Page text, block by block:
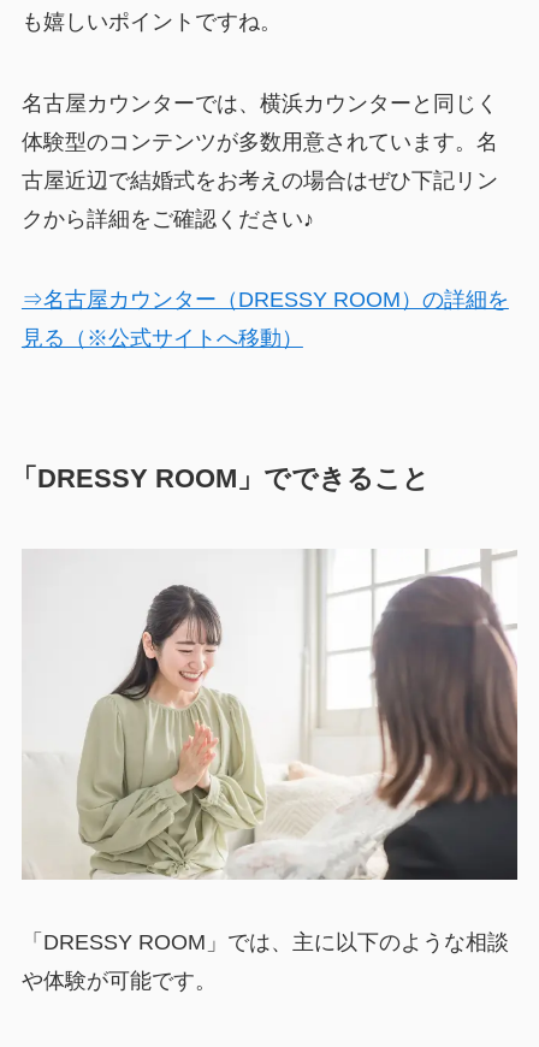
も嬉しいポイントですね。
名古屋カウンターでは、横浜カウンターと同じく
体験型のコンテンツが多数用意されています。名
古屋近辺で結婚式をお考えの場合はぜひ下記リン
クから詳細をご確認ください♪
⇒名古屋カウンター（DRESSY ROOM）の詳細を
見る（※公式サイトへ移動）
「DRESSY ROOM」でできること
「DRESSY ROOM」では、主に以下のような相談
や体験が可能です。